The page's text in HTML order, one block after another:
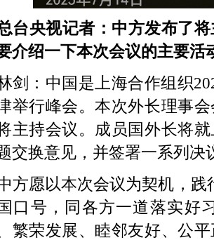
台央视记者：中方发布了
介绍一下本次会议的主要
剑：中国是上海合作组织
举行峰会。本次外长理事
主持会议。成员国外长将
交换意见，并签署一系列决
方愿以本次会议为契机，践
口号，同各方一道落实好
繁荣发展、睦邻友好、公